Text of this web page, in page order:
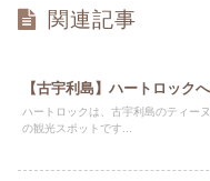
関連記事
【古宇利島】ハートロック
ハートロックは、古宇利島のティー
の観光スポットです...